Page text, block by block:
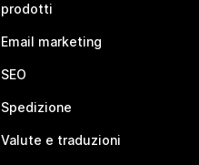
prodotti
Email marketing
SEO
Spedizione
Valute e traduzioni